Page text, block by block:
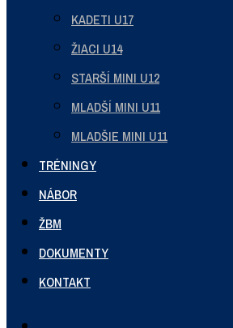
KADETI U17
ŽIACI U14
STARŠÍ MINI U12
MLADŠÍ MINI U11
MLADŠIE MINI U11
TRÉNINGY
NÁBOR
ŽBM
DOKUMENTY
KONTAKT